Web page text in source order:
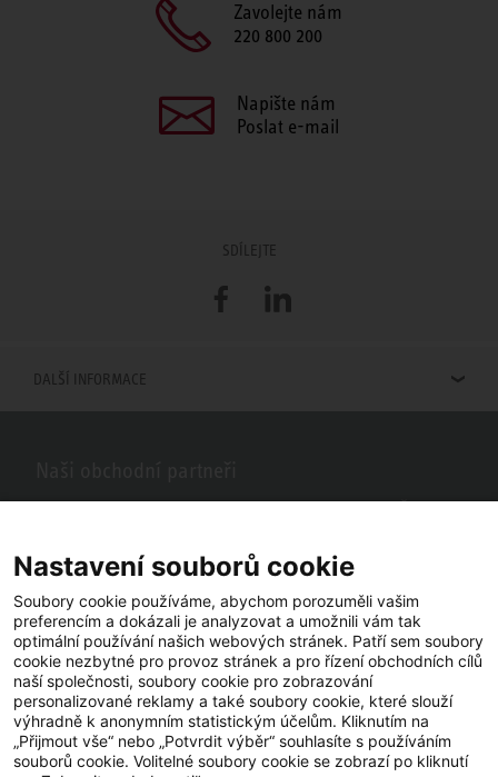
Zavolejte nám
220 800 200
Napište nám
Poslat e-mail
SDÍLEJTE
FacebookLinkedIn
DALŠÍ INFORMACE
se vám naši partneři ve vašem okolí.
Nastavení souborů cookie
Soubory cookie používáme, abychom porozuměli vašim
preferencím a dokázali je analyzovat a umožnili vám tak
optimální používání našich webových stránek. Patří sem soubory
cookie nezbytné pro provoz stránek a pro řízení obchodních cílů
naší společnosti, soubory cookie pro zobrazování
personalizované reklamy a také soubory cookie, které slouží
výhradně k anonymním statistickým účelům. Kliknutím na
„Přijmout vše“ nebo „Potvrdit výběr“ souhlasíte s používáním
souborů cookie. Volitelné soubory cookie se zobrazí po kliknutí